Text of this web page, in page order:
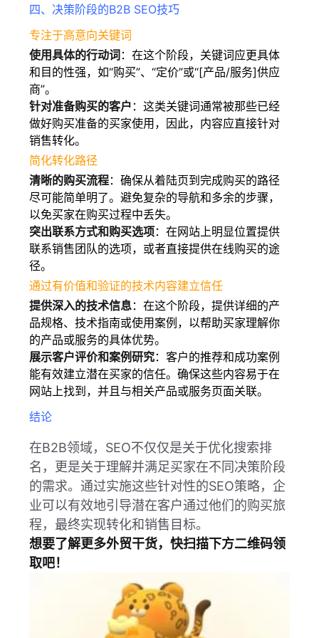
四、决策阶段的B2B SEO技巧
专注于高意向关键词
使用具体的行动词 ：在这个阶段，关键词应更具体
和目的性强，如“购买”、“定价”或“[产品/服务]供应
商”。
针对准备购买的客户 ：这类关键词通常被那些已经
做好购买准备的买家使用，因此，内容应直接针对
销售转化。
简化转化路径
清晰的购买流程：确保从着陆页到完成购买的路径
尽可能简单明了。避免复杂的导航和多余的步骤，
以免买家在购买过程中丢失。
突出联系方式和购买选项：在网站上明显位置提供
联系销售团队的选项，或者直接提供在线购买的途
径。
通过有价值和验证的技术内容建立信任
提供深入的技术信息：在这个阶段，提供详细的产
品规格、技术指南或使用案例，以帮助买家理解你
的产品或服务的具体优势。
展示客户评价和案例研究：客户的推荐和成功案例
能有效建立潜在买家的信任。确保这些内容易于在
网站上找到，并且与相关产品或服务页面关联。
结论
在B2B领域，SEO不仅仅是关于优化搜索排
名，更是关于理解并满足买家在不同决策阶段
的需求。通过实施这些针对性的SEO策略，企
业可以有效地引导潜在客户通过他们的购买旅
程，最终实现转化和销售目标。
想要了解更多外贸干货，快扫描下方二维码领
取吧！